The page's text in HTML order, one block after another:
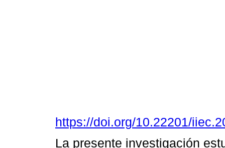
https://doi.org/10.22201/
La presente investigación